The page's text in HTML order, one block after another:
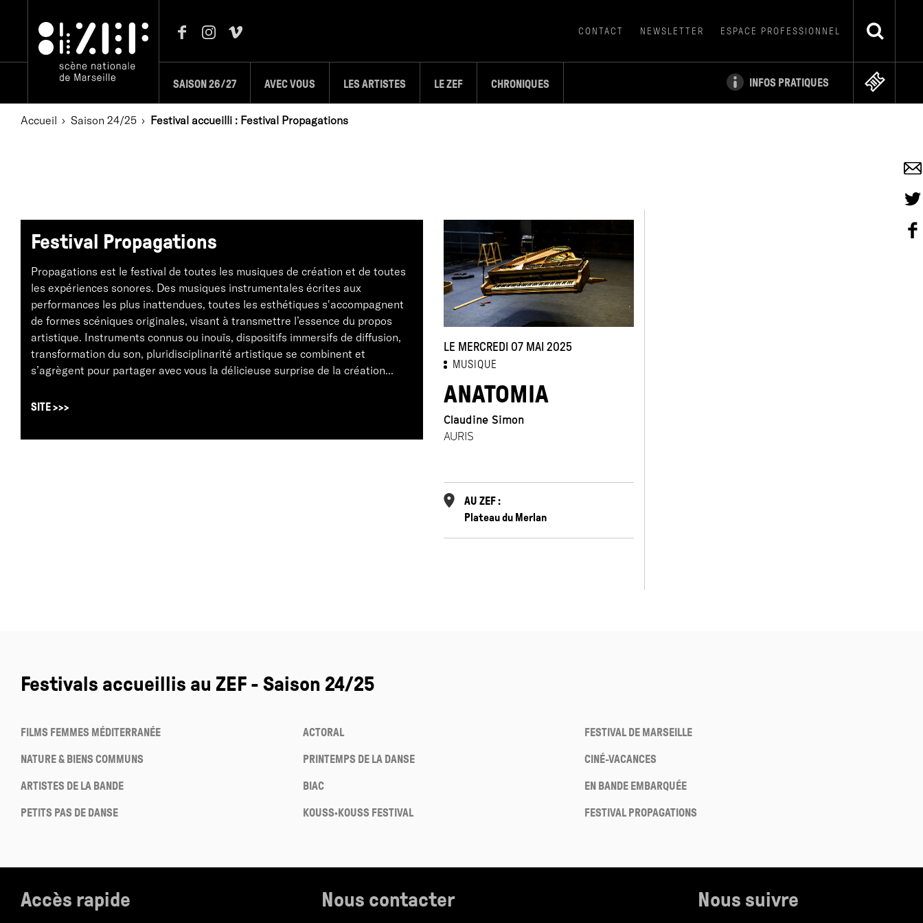
SAISON 26/27 AVEC VOUS LES ARTISTES LE ZEF CHRONIQUES INFOS PRATIQUES
CONTACT NEWSLETTER ESPACE PROFESSIONNEL
Accueil Saison 24/25 Festival accueilli : Festival Propagations
Festival Propagations
Propagations est le festival de toutes les musiques de création et de toutes
les expériences sonores. Des musiques instrumentales écrites aux
performances les plus inattendues, toutes les esthétiques s'accompagnent
de formes scéniques originales, visant à transmettre l’essence du propos
artistique. Instruments connus ou inouïs, dispositifs immersifs de diffusion,
transformation du son, pluridisciplinarité artistique se combinent et
s’agrègent pour partager avec vous la délicieuse surprise de la création...
SITE >>>
LE MERCREDI 07 MAI 2025
MUSIQUE
ANATOMIA
Claudine Simon
AURIS
AU ZEF :
Plateau du Merlan
Festivals accueillis au ZEF - Saison 24/25
FILMS FEMMES MÉDITERRANÉE ACTORAL FESTIVAL DE MARSEILLE
NATURE & BIENS COMMUNS PRINTEMPS DE LA DANSE CINÉ-VACANCES
ARTISTES DE LA BANDE BIAC EN BANDE EMBARQUÉE
PETITS PAS DE DANSE KOUSS·KOUSS FESTIVAL FESTIVAL PROPAGATIONS
Accès rapide Nous contacter Nous suivre